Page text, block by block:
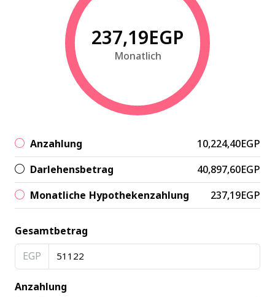
237,19EGP
Monatlich
Anzahlung
10,224,40EGP
Darlehensbetrag
40,897,60EGP
Monatliche Hypothekenzahlung
237,19EGP
Gesamtbetrag
EGP
Anzahlung